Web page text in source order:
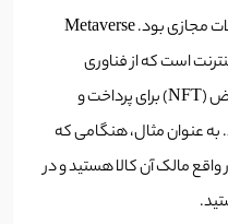
تمام معاملات برتر آنها نیز برای معاملات مجازی بود. Metaverse
است که از فناوری
بلاک‌چین و توکن‌های غیرقابل تعویض (NFT) برای پرداخت و
به عنوان مثال، هنگامی که
مالک آن کالا هستید و در